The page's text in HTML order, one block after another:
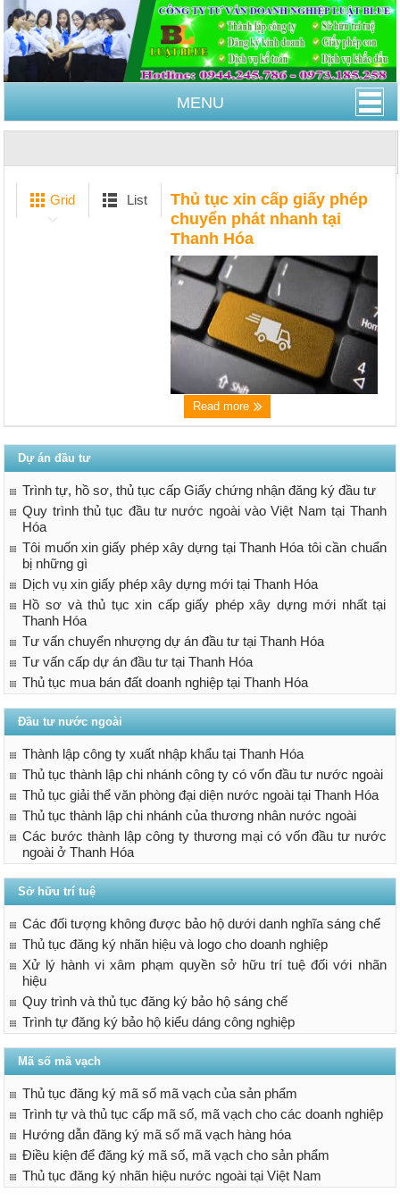
MENU
Grid List
Thủ tục xin cấp giấy phép
chuyển phát nhanh tại
Thanh Hóa
Read more
Dự án đầu tư
Trình tự, hồ sơ, thủ tục cấp Giấy chứng nhận đăng ký đầu tư
Quy trình thủ tục đầu tư nước ngoài vào Việt Nam tại Thanh
Hóa
Tôi muốn xin giấy phép xây dựng tại Thanh Hóa tôi cần chuẩn
bị những gì
Dịch vụ xin giấy phép xây dựng mới tại Thanh Hóa
Hồ sơ và thủ tục xin cấp giấy phép xây dựng mới nhất tại
Thanh Hóa
Tư vấn chuyển nhượng dự án đầu tư tại Thanh Hóa
Tư vấn cấp dự án đầu tư tại Thanh Hóa
Thủ tục mua bán đất doanh nghiệp tại Thanh Hóa
Đầu tư nước ngoài
Thành lập công ty xuất nhập khẩu tại Thanh Hóa
Thủ tục thành lập chi nhánh công ty có vốn đầu tư nước ngoài
Thủ tục giải thể văn phòng đại diện nước ngoài tại Thanh Hóa
Thủ tục thành lập chi nhánh của thương nhân nước ngoài
Các bước thành lập công ty thương mại có vốn đầu tư nước
ngoài ở Thanh Hóa
Sở hữu trí tuệ
Các đối tượng không được bảo hộ dưới danh nghĩa sáng chế
Thủ tục đăng ký nhãn hiệu và logo cho doanh nghiệp
Xử lý hành vi xâm phạm quyền sở hữu trí tuệ đối với nhãn
hiệu
Quy trình và thủ tục đăng ký bảo hộ sáng chế
Trình tự đăng ký bảo hộ kiểu dáng công nghiệp
Mã số mã vạch
Thủ tục đăng ký mã số mã vạch của sản phẩm
Trình tự và thủ tục cấp mã số, mã vạch cho các doanh nghiệp
Hướng dẫn đăng ký mã số mã vạch hàng hóa
Điều kiện để đăng ký mã số, mã vạch cho sản phẩm
Thủ tục đăng ký nhãn hiệu nước ngoài tại Việt Nam